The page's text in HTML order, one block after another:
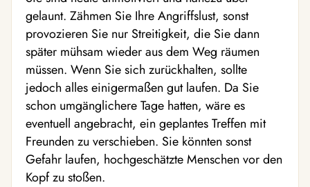
gelaunt. Zähmen Sie Ihre Angriffslust, sonst
provozieren Sie nur Streitigkeit, die Sie dann
später mühsam wieder aus dem Weg räumen
müssen. Wenn Sie sich zurückhalten, sollte
jedoch alles einigermaßen gut laufen. Da Sie
schon umgänglichere Tage hatten, wäre es
eventuell angebracht, ein geplantes Treffen mit
Freunden zu verschieben. Sie könnten sonst
Gefahr laufen, hochgeschätzte Menschen vor den
Kopf zu stoßen.